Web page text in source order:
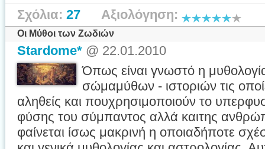
Σχόλια: 27 Αξιολόγηση:
Οι Μύθοι των Ζωδιών
Stardome* @ 22.01.2010
Όπως είναι γνωστό η
σώμαμύθων - ιστοριών τις
αληθείς και πουχρησιμοποιούν το
φύσης του σύμπαντος αλλά καιτης
φαίνεται ίσως μακρινή η οποιαδήποτε